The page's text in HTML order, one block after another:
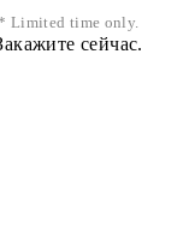
* Limited time only.
сейчас.